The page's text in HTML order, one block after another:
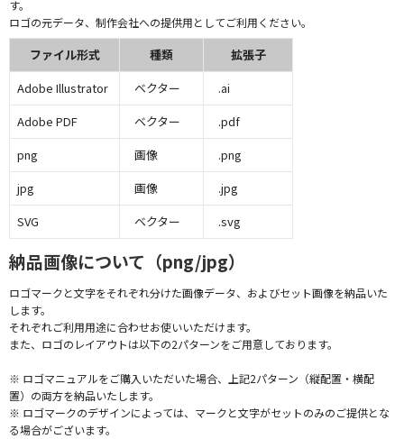
す。
ロゴの元データ、制作会社への提供用としてご利用ください。
ファイル形式 種類
拡張子
Adobe Illustrator
ベクター
.ai
Adobe PDF
ベクター
.pdf
png
画像
.png
jpg
画像
.jpg
SVG
ベクター .svg
納品画像について（png/jpg）
ロゴマークと文字をそれぞれ分けた画像データ、およびセット画像を納品いた
します。
それぞれご利用用途に合わせお使いいただけます。
また、ロゴのレイアウトは以下の2パターンをご用意しております。
※ ロゴマニュアルをご購入いただいた場合、上記2パターン（縦配置・横配
置）の両方を納品いたします。
※ ロゴマークのデザインによっては、マークと文字がセットのみのご提供とな
る場合がございます。